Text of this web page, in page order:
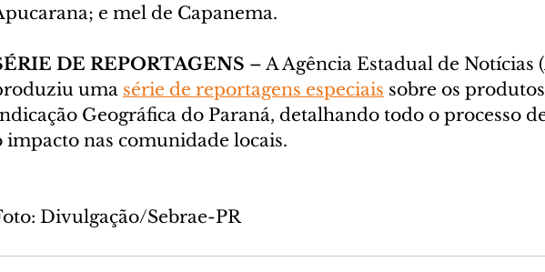
e mel de Capanema.
DE REPORTAGENS – A Agência Estadual de Notícias
uma série de reportagens especiais sobre os
Geográfica do Paraná, detalhando todo o processo
impacto nas comunidade locais.
Divulgação/Sebrae-PR